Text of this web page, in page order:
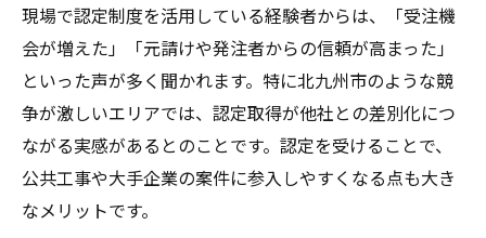
現場で認定制度を活用している経験者からは、「受注機
会が増えた」「元請けや発注者からの信頼が高まった」
といった声が多く聞かれます。特に北九州市のような競
争が激しいエリアでは、認定取得が他社との差別化につ
ながる実感があるとのことです。認定を受けることで、
公共工事や大手企業の案件に参入しやすくなる点も大き
なメリットです。